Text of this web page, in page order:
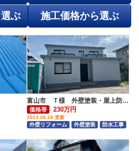
ぶ 施工価格から選ぶ
富山市 Ｔ様 外壁塗装・屋上防水工事
価格帯 230万円
2023.06.28 更新
外壁リフォーム 外壁塗装 防水工事